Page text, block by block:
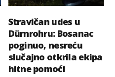
Stravičan udes u
Dürnrohru: Bosanac
poginuo, nesreću
slučajno otkrila ekipa
hitne pomoći